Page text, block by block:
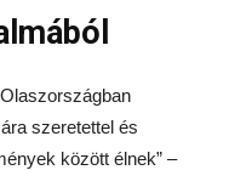
szeretettel és
között élnek” –